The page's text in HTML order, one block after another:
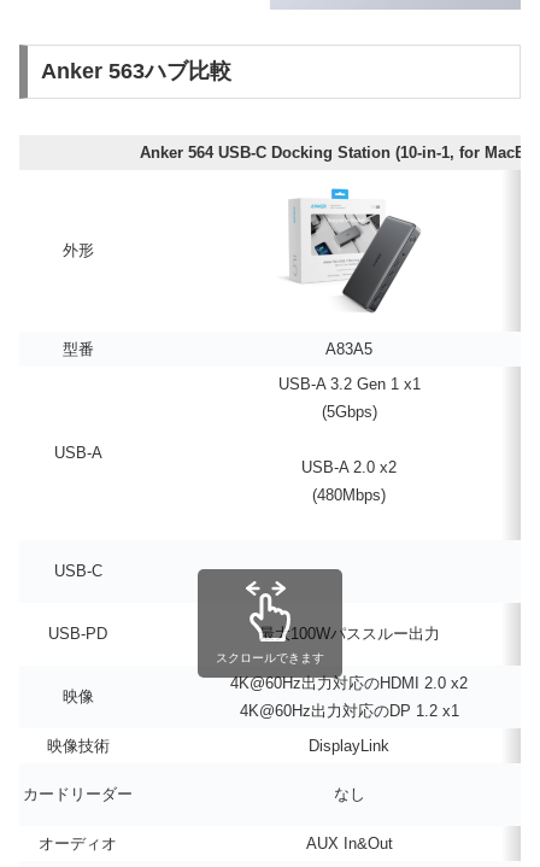
Anker 563ハブ比較
Anker 564 USB-C Docking Station (10-in-1, for
外形
型番 A83A5
USB-A
USB-A 3.2 Gen 1 x1
(5Gbps)
USB-A 2.0 x2
(480Mbps)
USB-C
USB-PD 最大100Wパススルー出力
映像
4K@60Hz出力対応のHDMI 2.0 x2
4K@60Hz出力対応のDP 1.2 x1
映像技術
DisplayLink
カードリーダー なし
オーディオ AUX In&Out
スクロールできます